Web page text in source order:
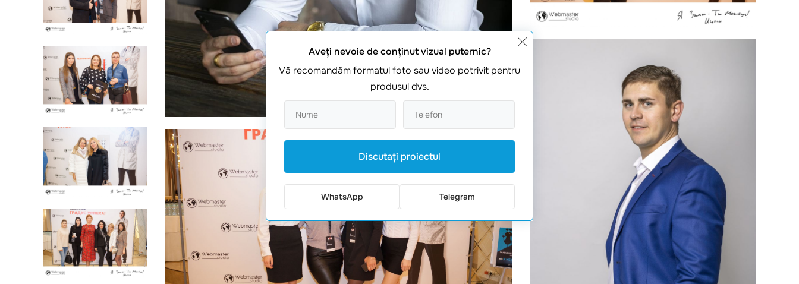
Aveţi nevoie de conţinut vizual puternic?
Vă recomandăm formatul foto sau video potrivit pentru
produsul dvs.
Discutaţi proiectul
WhatsApp Telegram